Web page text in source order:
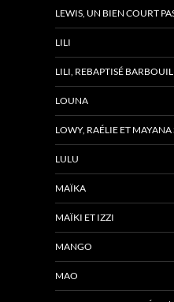
LEWIS, UN BIEN COURT
LILI
LILI, REBAPTISÉ
LOUNA
LOWY, RAÉLIE ET MAYANA
LULU
MAÏKA
MAÏKI ET IZZI
MANGO
MAO